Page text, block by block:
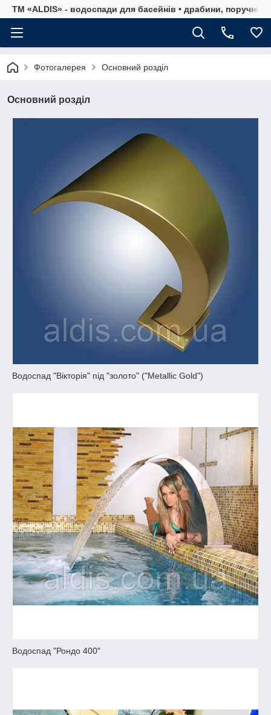
ТМ «ALDIS» - водоспади для басейнів • драбини, поручні,
Фотогалерея Основний розділ
Основний розділ
Водоспад "Вікторія" під "золото" ("Metallic Gold")
Водоспад "Рондо 400"